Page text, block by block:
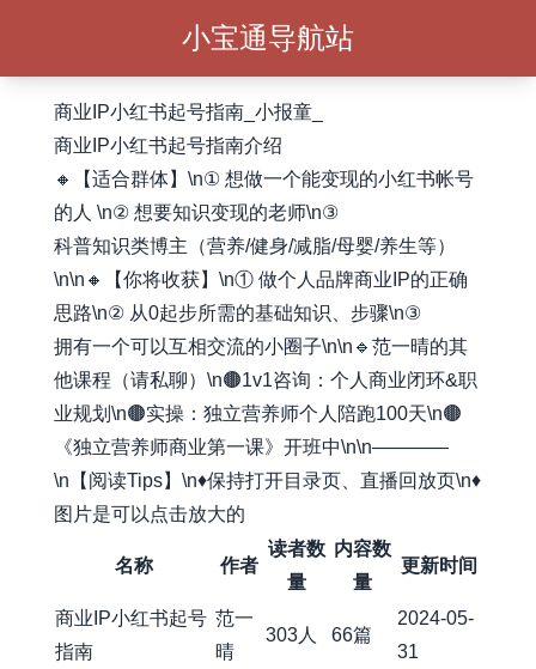
小宝通导航站
商业IP小红书起号指南_小报童_
商业IP小红书起号指南介绍
🔸【适合群体】\n① 想做一个能变现的小红书帐号
的人 \n② 想要知识变现的老师\n③
科普知识类博主（营养/健身/减脂/母婴/养生等）
\n\n🔸【你将收获】\n① 做个人品牌商业IP的正确
思路\n② 从0起步所需的基础知识、步骤\n③
拥有一个可以互相交流的小圈子\n\n🔹范一晴的其
他课程（请私聊）\n🟤1v1咨询：个人商业闭环&职
业规划\n🟤实操：独立营养师个人陪跑100天\n🟤
《独立营养师商业第一课》开班中\n\n————
\n【阅读Tips】\n♦️保持打开目录页、直播回放页\n♦️
图片是可以点击放大的
名称 作者
读者数
量
内容数
量
更新时间
商业IP小红书起号
指南
范一
晴
303人 66篇
2024-05-
31